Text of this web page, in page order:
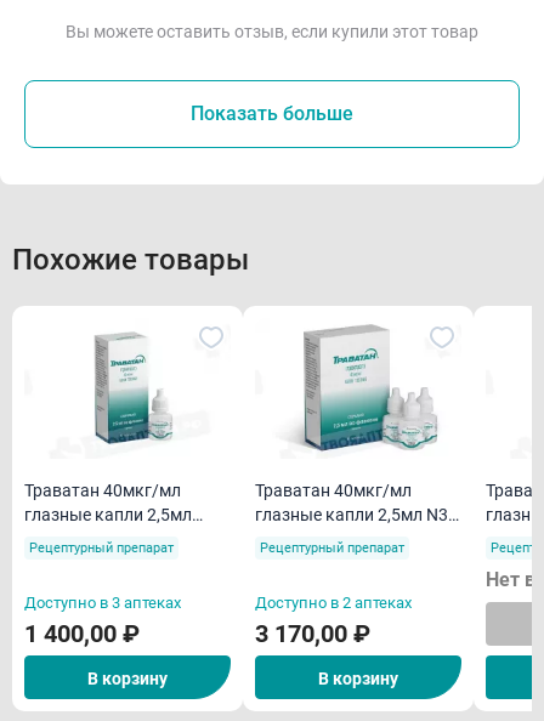
Вы можете оставить отзыв, если купили этот товар
Показать больше
Похожие товары
Траватан 40мкг/мл
глазные капли 2,5мл
флакон-капельница
Рецептурный препарат
Доступно в 3 аптеках
1 400,00 ₽
В корзину
Траватан 40мкг/мл
глазные капли 2,5мл N3
флакон-капельница
Рецептурный препарат
Доступно в 2 аптеках
3 170,00 ₽
В корзину
Нет в